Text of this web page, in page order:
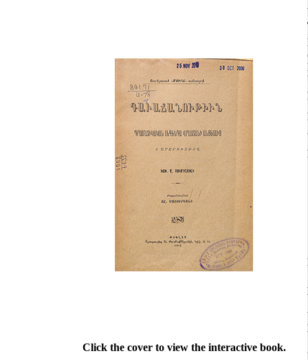
Click the cover to view the interactive book.